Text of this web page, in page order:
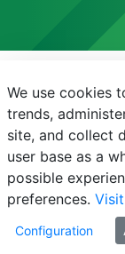
E-mail
We use cookies
trends,
site, and collect
user base as a
possible
preferences.
Configuration